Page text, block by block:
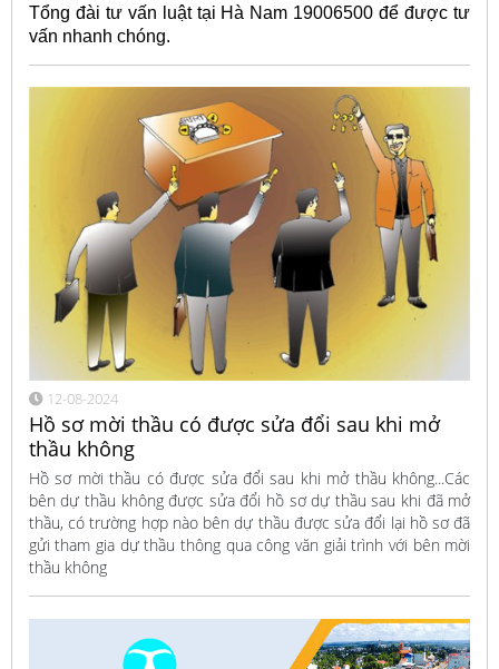
Tổng đài tư vấn luật tại Hà Nam 19006500 để được tư
vấn nhanh chóng.
12-08-2024
Hồ sơ mời thầu có được sửa đổi sau khi mở
thầu không
Hồ sơ mời thầu có được sửa đổi sau khi mở thầu không...Các
bên dự thầu không được sửa đổi hồ sơ dự thầu sau khi đã mở
thầu, có trường hợp nào bên dự thầu được sửa đổi lại hồ sơ đã
gửi tham gia dự thầu thông qua công văn giải trình với bên mời
thầu không